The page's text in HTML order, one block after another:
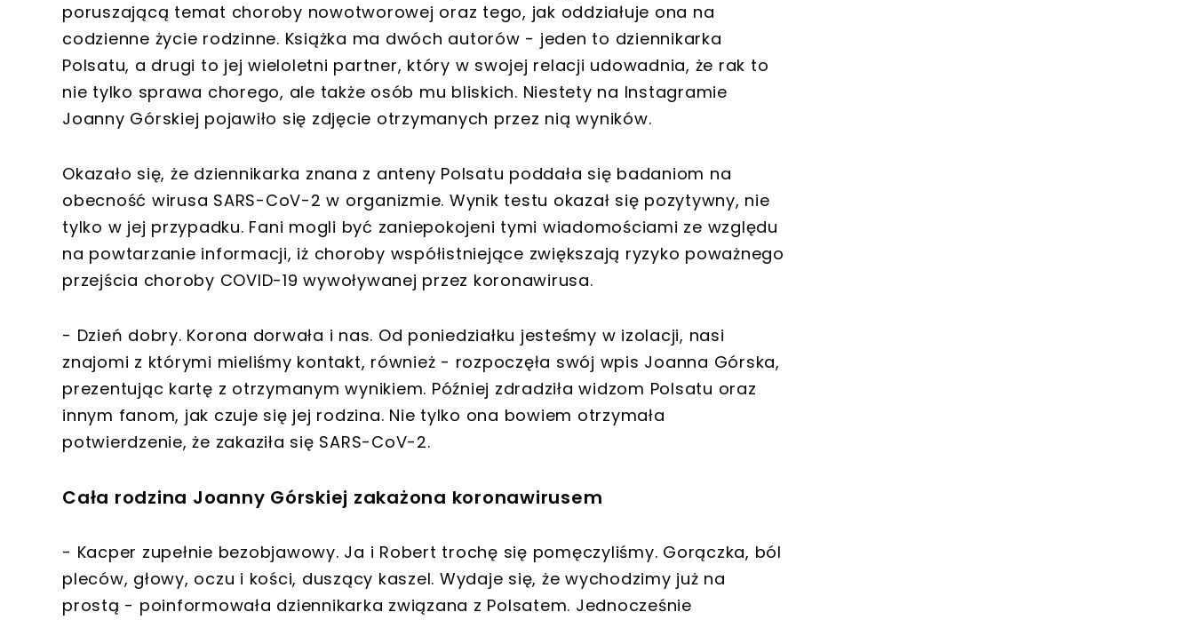
poruszającą temat choroby nowotworowej oraz tego, jak oddziałuje ona na
codzienne życie rodzinne. Książka ma dwóch autorów - jeden to dziennikarka
Polsatu, a drugi to jej wieloletni partner, który w swojej relacji udowadnia, że rak to
nie tylko sprawa chorego, ale także osób mu bliskich. Niestety na Instagramie
Joanny Górskiej pojawiło się zdjęcie otrzymanych przez nią wyników.
Okazało się, że dziennikarka znana z anteny Polsatu poddała się badaniom na
obecność wirusa SARS-CoV-2 w organizmie. Wynik testu okazał się pozytywny, nie
tylko w jej przypadku. Fani mogli być zaniepokojeni tymi wiadomościami ze względu
na powtarzanie informacji, iż choroby współistniejące zwiększają ryzyko poważnego
przejścia choroby COVID-19 wywoływanej przez koronawirusa.
- Dzień dobry. Korona dorwała i nas. Od poniedziałku jesteśmy w izolacji, nasi
znajomi z którymi mieliśmy kontakt, również - rozpoczęła swój wpis Joanna Górska,
prezentując kartę z otrzymanym wynikiem. Później zdradziła widzom Polsatu oraz
innym fanom, jak czuje się jej rodzina. Nie tylko ona bowiem otrzymała
potwierdzenie, że zakaziła się SARS-CoV-2.
Cała rodzina Joanny Górskiej zakażona koronawirusem
- Kacper zupełnie bezobjawowy. Ja i Robert trochę się pomęczyliśmy. Gorączka, ból
pleców, głowy, oczu i kości, duszący kaszel. Wydaje się, że wychodzimy już na
prostą - poinformowała dziennikarka związana z Polsatem. Jednocześnie